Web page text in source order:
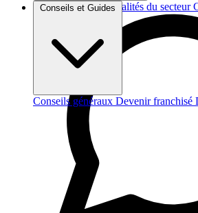
Brèves et actus Actualités du secteur
Conseils et Guides
Conseils généraux Devenir franchisé